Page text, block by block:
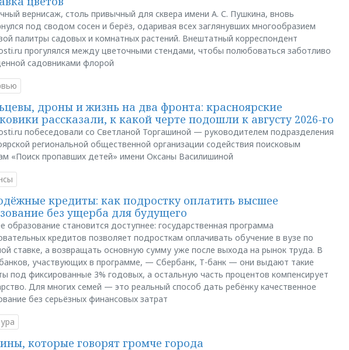
вернисаж, столь привычный для сквера имени А. С. Пушкина, вновь
под сводом сосен и берёз, одаривая всех заглянувших многообразием
палитры садовых и комнатных растений. Внештатный корреспондент
прогулялся между цветочными стендами, чтобы полюбоваться заботливо
садовниками флорой
дроны и жизнь на два фронта: красноярские
рассказали, к какой черте подошли к августу 2026-го
побеседовали со Светланой Торгашиной — руководителем подразделения
региональной общественной организации содействия поисковым
«Поиск пропавших детей» имени Оксаны Василишиной
кредиты: как подростку оплатить высшее
без ущерба для будущего
образование становится доступнее: государственная программа
кредитов позволяет подросткам оплачивать обучение в вузе по
ставке, а возвращать основную сумму уже после выхода на рынок труда. В
участвующих в программе, — Сбербанк, Т-банк — они выдают такие
под фиксированные 3% годовых, а остальную часть процентов компенсирует
Для многих семей — это реальный способ дать ребёнку качественное
без серьёзных финансовых затрат
которые говорят громче города